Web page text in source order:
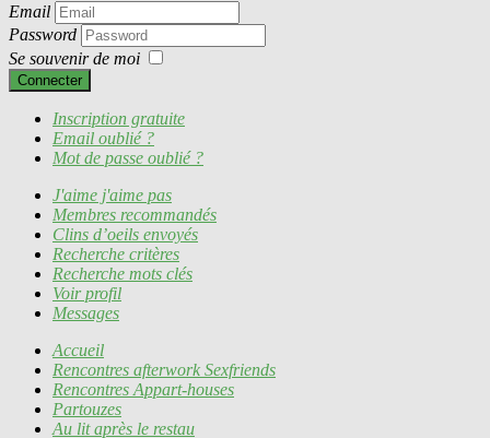
Email
Password
Se souvenir de moi
Connecter
Inscription gratuite
Email oublié ?
Mot de passe oublié ?
J'aime j'aime pas
Membres recommandés
Clins d’oeils envoyés
Recherche critères
Recherche mots clés
Voir profil
Messages
Accueil
Rencontres afterwork Sexfriends
Rencontres Appart-houses
Partouzes
Au lit après le restau